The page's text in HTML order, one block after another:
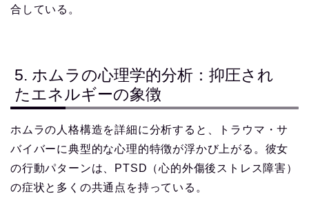
合している。
5. ホムラの心理学的分析：抑圧され
たエネルギーの象徴
ホムラの人格構造を詳細に分析すると、トラウマ・サ
バイバーに典型的な心理的特徴が浮かび上がる。彼女
の行動パターンは、PTSD（心的外傷後ストレス障害）
の症状と多くの共通点を持っている。